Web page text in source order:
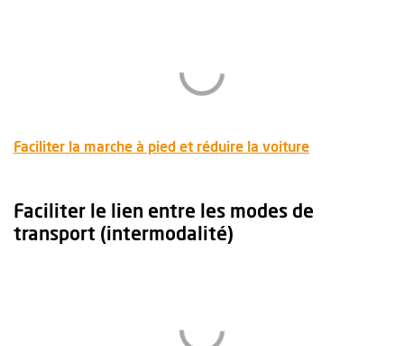
Faciliter la marche à pied et réduire la voiture, Ouvre une
Faciliter le lien entre les modes de
transport (intermodalité)